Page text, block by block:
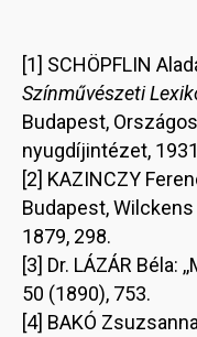
[1] SCHÖPFLIN
Színművészeti
Budapest,
nyugdíjintézet,
[2] KAZINCZY
Budapest,
1879, 298.
[3] Dr. LÁZÁR Béla:
50 (1890), 753.
[4] BAKÓ